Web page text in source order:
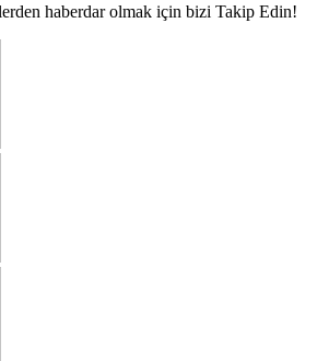
haberdar olmak için bizi Takip Edin!